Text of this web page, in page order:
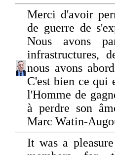
Merci d'avoir
de guerre de
Nous avons
infrastructures,
nous avons
C'est bien ce qui
l'Homme de
à perdre son
Marc Watin-
It was a